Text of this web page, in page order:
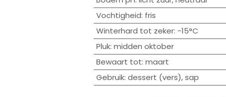
Vochtigheid: fris
Winterhard tot zeker: -15°C
Pluk: midden oktober
Bewaart tot: maart
Gebruik: dessert (vers),sap